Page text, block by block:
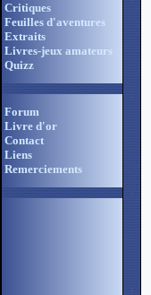
Critiques
Feuilles d'aventures
Extraits
Livres-jeux amateurs
Quizz
Forum
Livre d'or
Contact
Liens
Remerciements